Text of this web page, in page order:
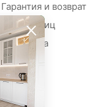
Гарантия и возврат
Для юр. лиц
Рассрочка